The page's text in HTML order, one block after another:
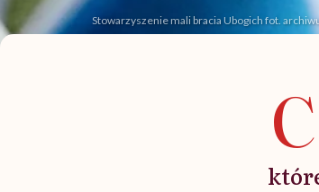
Stowarzyszenie mali bracia Ubogich fot.
C